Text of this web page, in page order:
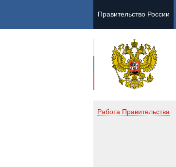
Правительство России
Работа Правительства